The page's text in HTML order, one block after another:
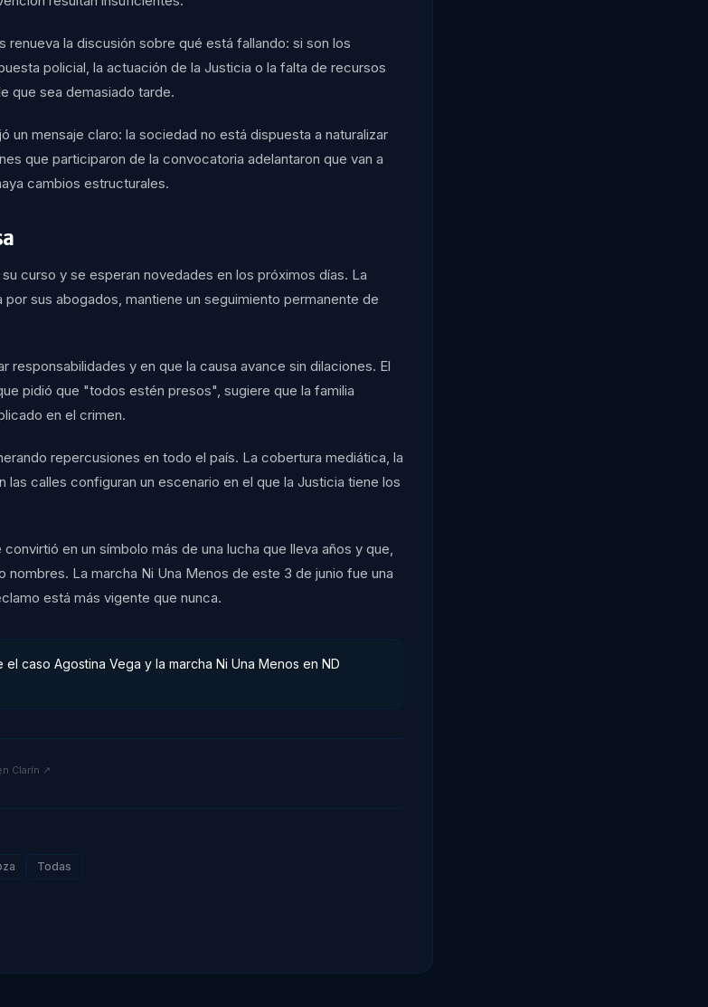
renueva la discusión sobre qué está fallando: si son los
policial, la actuación de la Justicia o la falta de recursos
que sea demasiado tarde.
un mensaje claro: la sociedad no está dispuesta a naturalizar
que participaron de la convocatoria adelantaron que van a
cambios estructurales.
curso y se esperan novedades en los próximos días. La
sus abogados, mantiene un seguimiento permanente de
responsabilidades y en que la causa avance sin dilaciones. El
pidió que "todos estén presos", sugiere que la familia
en el crimen.
repercusiones en todo el país. La cobertura mediática, la
las calles configuran un escenario en el que la Justicia tiene los
en un símbolo más de una lucha que lleva años y que,
nombres. La marcha Ni Una Menos de este 3 de junio fue una
está más vigente que nunca.
caso Agostina Vega y la marcha Ni Una Menos en ND
Clarín ↗
Todas